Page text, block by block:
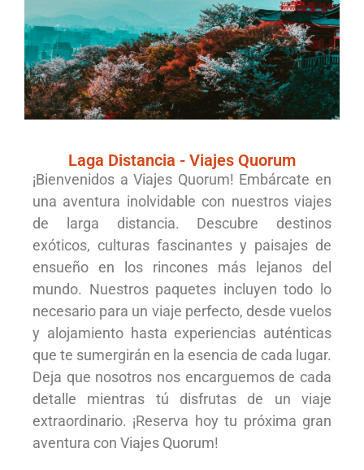
Larga Distancia
Vietnam, Japón, Uzbequistán,....
Laga Distancia - Viajes Quorum
¡Bienvenidos a Viajes Quorum! Embárcate en
una aventura inolvidable con nuestros viajes
de larga distancia. Descubre destinos
exóticos, culturas fascinantes y paisajes de
ensueño en los rincones más lejanos del
mundo. Nuestros paquetes incluyen todo lo
necesario para un viaje perfecto, desde vuelos
y alojamiento hasta experiencias auténticas
que te sumergirán en la esencia de cada lugar.
Deja que nosotros nos encarguemos de cada
detalle mientras tú disfrutas de un viaje
extraordinario. ¡Reserva hoy tu próxima gran
aventura con Viajes Quorum!